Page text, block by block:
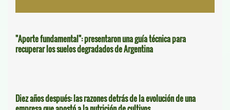
"Aporte fundamental": presentaron una guía técnica para
recuperar los suelos degradados de Argentina
Diez años después: las razones detrás de la evolución de una